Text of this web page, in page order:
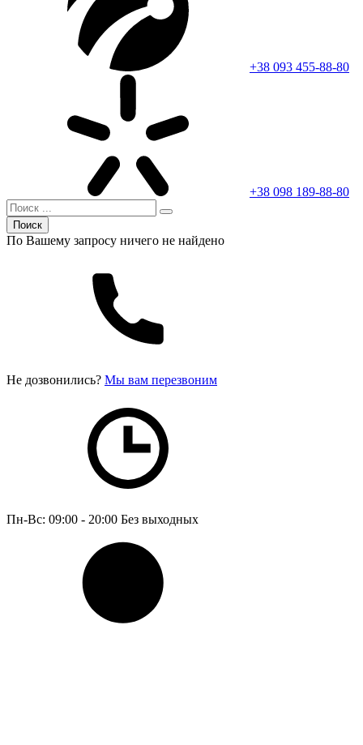
+38 093 455-88-80
+38 098 189-88-80
Поиск
По Вашему запросу ничего не найдено
Не дозвонились? Мы вам перезвоним
Пн-Вс: 09:00 - 20:00 Без выходных